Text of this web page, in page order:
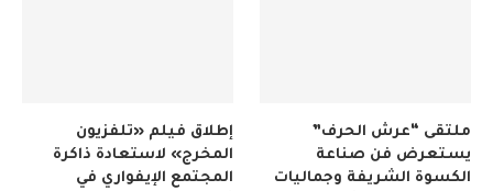
إطلاق فيلم «تلفزيون
المخرج» لاستعادة ذاكرة
المجتمع الإيفواري في
ملتقى “عرش الحرف”
يستعرض فن صناعة
الكسوة الشريفة وجماليات